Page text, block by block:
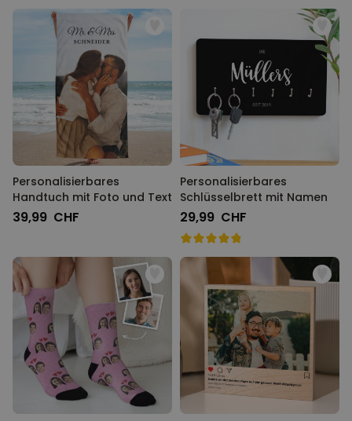
Personalisierbares
Handtuch mit Foto und Text
39,99 CHF
Personalisierbares
Schlüsselbrett mit Namen
29,99 CHF